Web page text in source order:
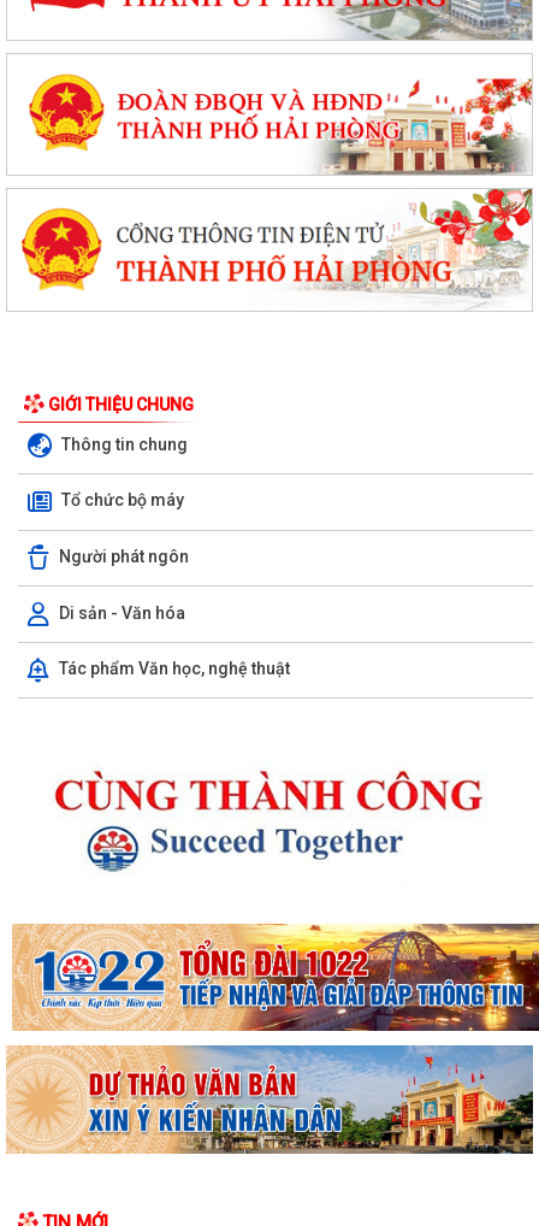
GIỚI THIỆU CHUNG
Thông tin chung
Tổ chức bộ máy
Người phát ngôn
Di sản - Văn hóa
Tác phẩm Văn học, nghệ thuật
dữ liệu chuyên ngành y tế của...
KHAI MẠC KỲ HỌP THƯỜNG LỆ GIỮA NĂM 2026 HỘI ĐỒNG NHÂN DÂN
PHƯỜNG THỦY NGUYÊN KHÓA II, NHIỆM KỲ 2026...
Thông tin báo chí về việc tổ chức cưỡng chế thu hồi đất để thực hiện
Dự án đầu tư xây dựng tuyến...
Thông báo Cưỡng chế thu hồi đất thực hiện Dự án đầu tư xây dựng
tuyến đường từ khu đô thị Bắc sông...